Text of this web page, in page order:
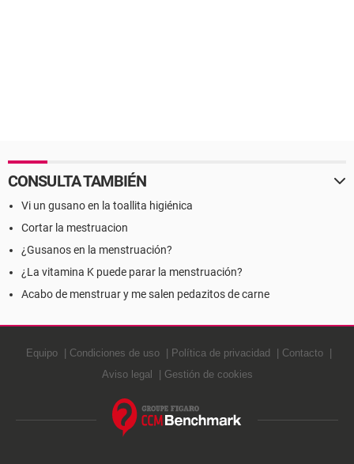
CONSULTA TAMBIÉN
Vi un gusano en la toallita higiénica
Cortar la mestruacion
¿Gusanos en la menstruación?
¿La vitamina K puede parar la menstruación?
Acabo de menstruar y me salen pedazitos de carne
Equipo Condiciones de uso Política de privacidad
Contacto
Aviso legal
Gestión de cookies